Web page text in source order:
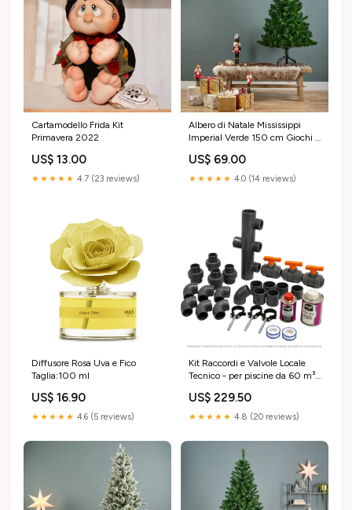
Cartamodello Frida Kit
Primavera 2022
US$ 13.00
★★★★★ 4.7 (23 reviews)
Albero di Natale Mississippi
Imperial Verde 150 cm Giochi e
US$ 69.00
★★★★★ 4.0 (14 reviews)
Diffusore Rosa Uva e Fico
Taglia:100 ml
US$ 16.90
★★★★★ 4.6 (5 reviews)
Kit Raccordi e Valvole Locale
Tecnico - per piscine da 60 m³
US$ 229.50
★★★★★ 4.8 (20 reviews)